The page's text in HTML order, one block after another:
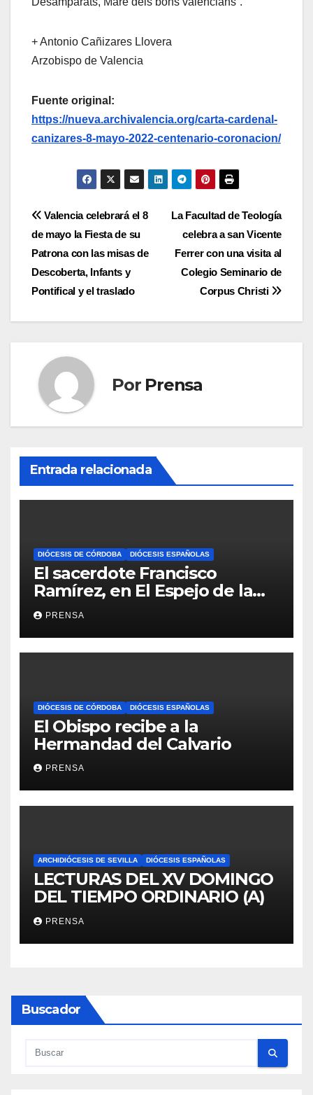
+ Antonio Cañizares Llovera
Arzobispo de Valencia
Fuente original:
https://nueva.archivalencia.org/carta-cardenal-
canizares-8-mayo-2022-centenario-coronacion/
Navegación
de
entradas
La Facultad de Teología
celebra a san Vicente
Ferrer con una visita al
Colegio Seminario de
Corpus Christi
Valencia celebrará el 8
de mayo la Fiesta de su
Patrona con las misas de
Descoberta, Infants y
Pontifical y el traslado
Por Prensa
Entrada relacionada
DIÓCESIS DE CÓRDOBA DIÓCESIS ESPAÑOLAS
El sacerdote Francisco
Ramírez, en El Espejo de la
Iglesia
PRENSA
DIÓCESIS DE CÓRDOBA DIÓCESIS ESPAÑOLAS
El Obispo recibe a la
Hermandad del Calvario
PRENSA
ARCHIDIÓCESIS DE SEVILLA DIÓCESIS ESPAÑOLAS
LECTURAS DEL XV DOMINGO
DEL TIEMPO ORDINARIO (A)
PRENSA
Buscador